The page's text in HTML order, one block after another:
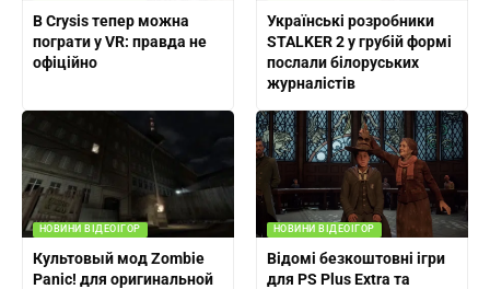
В Crysis тепер можна
пограти у VR: правда не
офіційно
Українські розробники
STALKER 2 у грубій формі
послали білоруських
журналістів
НОВИНИ ВІДЕОІГОР
Культовый мод Zombie
Panic! для оригинальной
НОВИНИ ВІДЕОІГОР
Відомі безкоштовні ігри
для PS Plus Extra та